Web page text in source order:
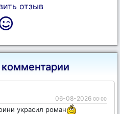
отзыв
06-08-2026 00:00
украсил роман